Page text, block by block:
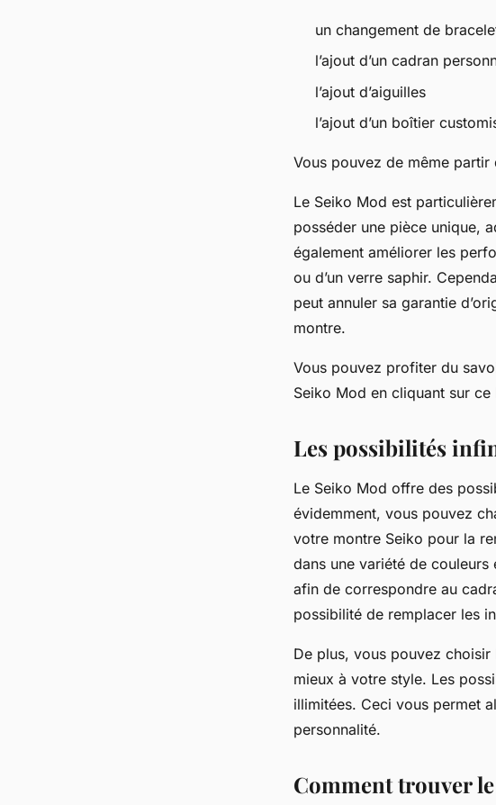
un changement de
l’ajout d’un cadran
l’ajout d’aiguilles
l’ajout d’un boîtier
Vous pouvez de même
Le Seiko Mod est
posséder une pièce unique,
également améliorer les
ou d’un verre saphir.
peut annuler sa garantie
montre.
Vous pouvez profiter du
Seiko Mod en cliquant sur ce
Les possibilités
Le Seiko Mod offre des
évidemment, vous pouvez
votre montre Seiko pour la
dans une variété de
afin de correspondre au
possibilité de remplacer les
De plus, vous pouvez
mieux à votre style. Les
illimitées. Ceci vous permet
personnalité.
Comment trouver